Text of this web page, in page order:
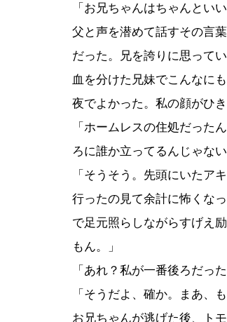
「お兄ちゃんはちゃんとい
父と声を潜めて話すその言
だった。兄を誇りに思って
血を分けた兄妹でこんなに
夜でよかった。私の顔がひ
「ホームレスの住処だった
ろに誰か立ってるんじゃない
「そうそう。先頭にいたア
行ったの見て余計に怖くな
で足元照らしながらすげえ
もん。」
「あれ？私が一番後ろだっ
「そうだよ、確か。まあ、
お兄ちゃんが逃げた後、ト